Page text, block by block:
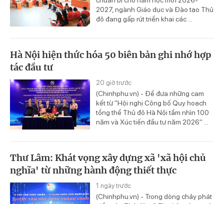
2027, ngành Giáo dục và Đào tạo Thủ
đô đang gấp rút triển khai các ...
Hà Nội hiện thức hóa 50 biên bản ghi nhớ hợp
tác đầu tư
20 giờ trước
(Chinhphu.vn) - Để đưa những cam
kết từ "Hội nghị Công bố Quy hoạch
tổng thể Thủ đô Hà Nội tầm nhìn 100
năm và Xúc tiến đầu tư năm 2026" ...
Thư Lâm: Khát vọng xây dựng xã 'xã hội chủ
nghĩa' từ những hành động thiết thực
1 ngày trước
(Chinhphu.vn) - Trong dòng chảy phát